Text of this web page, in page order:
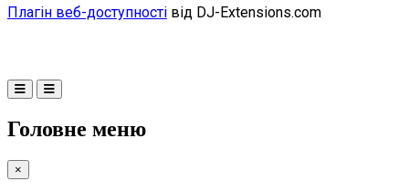
Плагін веб-доступності від DJ-Extensions.com
Головне меню
×